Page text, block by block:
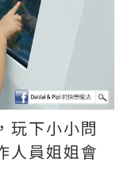
玩下小小問
人員姐姐會